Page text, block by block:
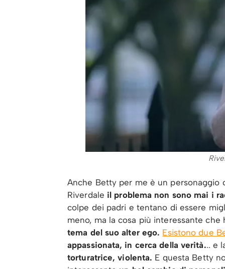
Anche Betty per me è un personaggio
Riverdale il problema non sono mai i
colpe dei padri e tentano di essere
meno, ma la cosa più interessante
tema del suo alter ego. Esistono due
appassionata, in cerca della verità... e
torturatrice, violenta. E questa Betty